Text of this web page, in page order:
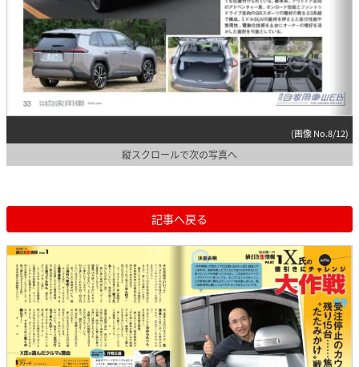
(画像 No.8/12)
縦スクロールで次の写真へ
記事へ戻る